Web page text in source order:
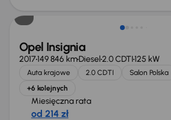
Opel Insignia
2017149 846 kmDiesel2.0 CDTI125 kW
Auta krajowe 2.0 CDTI Salon Polska
+6 kolejnych
Miesięczna rata
od 214 zł